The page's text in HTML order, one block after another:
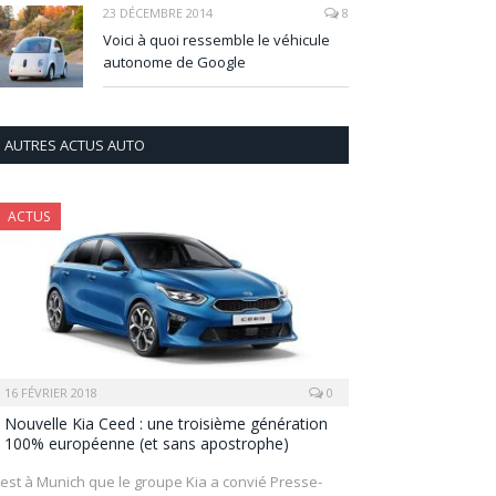
23 DÉCEMBRE 2014 8
Voici à quoi ressemble le véhicule
autonome de Google
AUTRES ACTUS AUTO
ACTUS
16 FÉVRIER 2018 0
Nouvelle Kia Ceed : une troisième génération
100% européenne (et sans apostrophe)
à Munich que le groupe Kia a convié Presse-